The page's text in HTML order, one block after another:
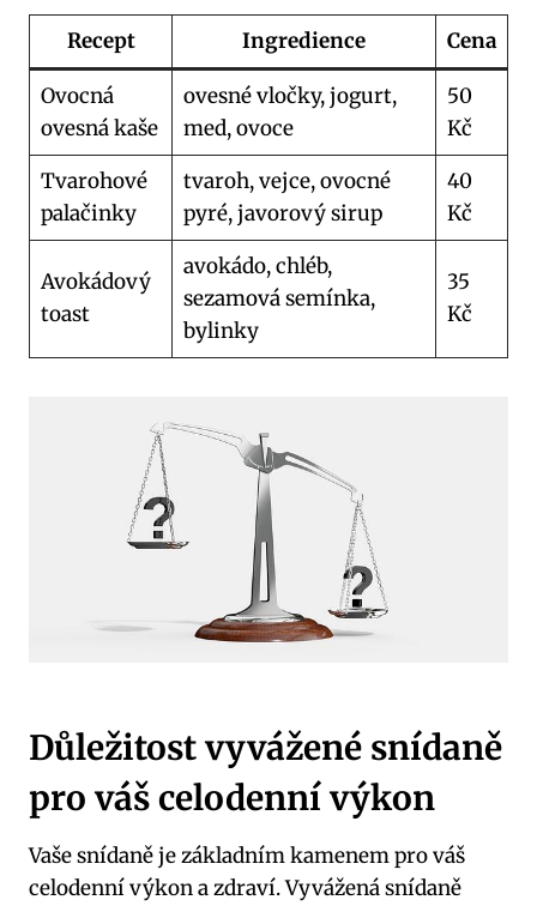
Recept Ingredience Cena
Ovocná
ovesná kaše
ovesné vločky, jogurt,
med, ovoce
50
Kč
Tvarohové
palačinky
tvaroh, vejce, ovocné
pyré, javorový sirup
40
Kč
Avokádový
toast
avokádo, chléb,
sezamová semínka,
bylinky
35
Kč
Důležitost vyvážené snídaně
pro váš celodenní výkon
Vaše snídaně je základním kamenem pro váš
celodenní výkon a zdraví. Vyvážená snídaně